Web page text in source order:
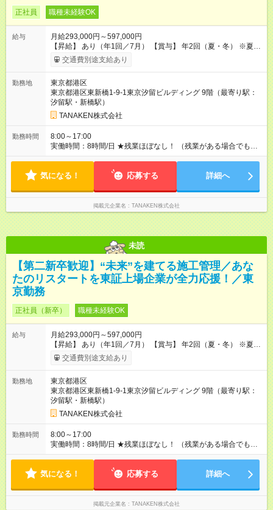
正社員 職種未経験OK
給与
月給293,000円～597,000円
【昇給】 あり（年1回／7月） 【賞与】 年2回（夏・冬） ※夏季
は業績インセンティブとして支給 【手当】 ◆時間外手当（全額
支給） ◆休日出勤手当 ◆職能手当（月額）：監理技術者／3万
／1万円、2級建築士・建築施工管理技士・土木施工管理技士・
建設機械施工管理技士／1万円、1級建築士・建築施工管理技
士・土木施工管理技士・建設機械施工管理技士／2万円 ※上限2
万円 ◆家族手当（月額）：扶養する18歳未満の子1人につき2万
円（人数制限なし） ◆家賃手当（月額）：新卒最長8年間、上限
3万円（その他条件あり） 【試用期間】試用期間あり 試用期間
の長さ：3ヶ月 雇用形態、給与は本採用時と同じです。
交通費別途支給あり
勤務地
東京都港区
東京都港区東新橋1-9-1東京汐留ビルディング 9階（最寄り駅：
汐留駅・新橋駅）
TANAKEN株式会社
勤務時間
8:00～17:00
実働時間：8時間/日 ★残業ほぼなし！ （残業がある場合でも、1
日1時間程度）
気になる！ 応募する 詳細へ
掲載元企業名 TANAKEN株式会社
未読
【第二新卒歓迎】“未来”を建てる施工管理／あな
たのリスタートを東証上場企業が全力応援！／東
京勤務
正社員（新卒） 職種未経験OK
給与
月給293,000円～597,000円
【昇給】 あり（年1回／7月） 【賞与】 年2回（夏・冬） ※夏季
は業績インセンティブとして支給 【手当】 ◆時間外手当（全額
支給） ◆休日出勤手当 ◆職能手当（月額）：監理技術者／3万
／1万円、2級建築士・建築施工管理技士・土木施工管理技士・
建設機械施工管理技士／1万円、1級建築士・建築施工管理技
士・土木施工管理技士・建設機械施工管理技士／2万円 ※上限
2万円 ◆家族手当（月額）：扶養する18歳未満の子1人につき2万
円（人数制限なし） ◆家賃手当（月額）：新卒最長8年間、上限
3万円（その他条件あり） 【試用期間】試用期間あり 試用期間
の長さ：3ヶ月 雇用形態、給与は本採用時と同じです。
交通費別途支給あり
勤務地
東京都港区
東京都港区東新橋1-9-1東京汐留ビルディング 9階（最寄り駅：
汐留駅・新橋駅）
TANAKEN株式会社
勤務時間
8:00～17:00
実働時間：8時間/日 ★残業ほぼなし！ （残業がある場合でも、1
日1時間程度）
気になる！ 応募する 詳細へ
掲載元企業名 TANAKEN株式会社